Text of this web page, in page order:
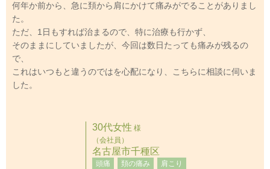
何年か前から、急に頚から肩にかけて痛みがでることがありまし
た。
ただ、1日もすれば治まるので、特に治療も行かず、
そのままにしていましたが、今回は数日たっても痛みが残るの
で、
これはいつもと違うのではを心配になり、こちらに相談に伺いま
した。
30代女性 様
（会社員）
名古屋市千種区
頭痛 頚の痛み
肩こり